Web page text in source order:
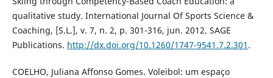
qualitative study. International Journal Of Sports Science &
Coaching, [S.L.], v. 7, n. 2, p. 301-316, jun. 2012. SAGE
Publications. http://dx.doi.org/10.1260/1747-9541.7.2.301 .
COELHO, Juliana Affonso Gomes. Voleibol: um espaço